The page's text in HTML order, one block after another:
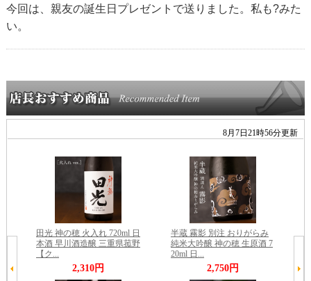
今回は、親友の誕生日プレゼントで送りました。私も?みた
い。